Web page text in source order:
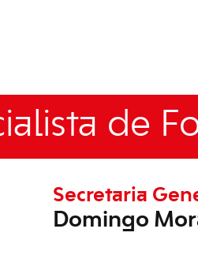
de
Secretaria
Domingo